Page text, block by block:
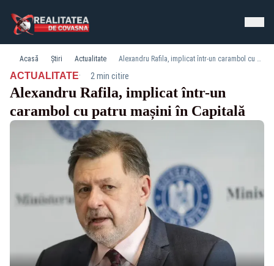
Acasă Știri Actualitate Alexandru Rafila, implicat într-un carambol cu patru mașini în Capitală
ACTUALITATE· 2 min citire
Alexandru Rafila, implicat într-un
carambol cu patru mașini în Capitală